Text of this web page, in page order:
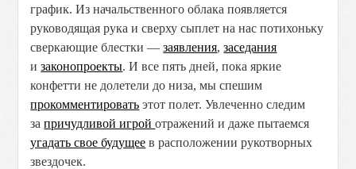
график. Из начальственного облака появляется
руководящая рука и сверху сыплет на нас потихоньку
сверкающие блестки —заявления,заседания
изаконопроекты. И все пять дней, пока яркие
конфетти не долетели до низа, мы спешим
прокомментировать этот полет. Увлеченно следим
запричудливой игройотражений и даже пытаемся
угадать свое будущее в расположении рукотворных
звездочек.